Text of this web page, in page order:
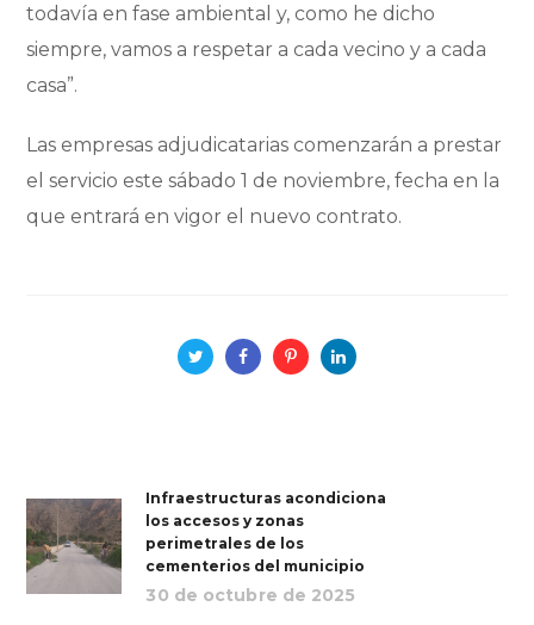
todavía en fase ambiental y, como he dicho
siempre, vamos a respetar a cada vecino y a cada
casa”.
Las empresas adjudicatarias comenzarán a prestar
el servicio este sábado 1 de noviembre, fecha en la
que entrará en vigor el nuevo contrato.
Infraestructuras acondiciona
los accesos y zonas
perimetrales de los
cementerios del municipio
30 de octubre de 2025